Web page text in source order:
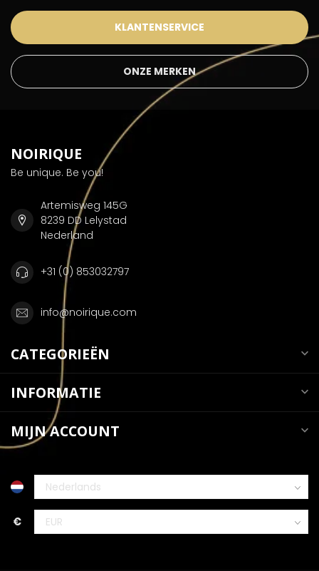
KLANTENSERVICE
ONZE MERKEN
NOIRIQUE
Be unique. Be you!
Artemisweg 145G
8239 DD Lelystad
Nederland
+31 (0) 853032797
info@noirique.com
CATEGORIEËN
INFORMATIE
MIJN ACCOUNT
€